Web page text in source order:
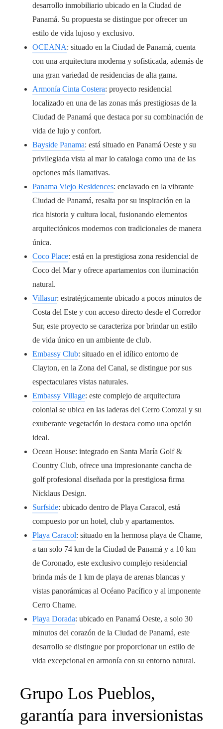
desarrollo inmobiliario ubicado en la Ciudad de
Panamá. Su propuesta se distingue por ofrecer un
estilo de vida lujoso y exclusivo.
OCEANA: situado en la Ciudad de Panamá, cuenta
con una arquitectura moderna y sofisticada, además de
una gran variedad de residencias de alta gama.
Armonía Cinta Costera: proyecto residencial
localizado en una de las zonas más prestigiosas de la
Ciudad de Panamá que destaca por su combinación de
vida de lujo y confort.
Bayside Panama: está situado en Panamá Oeste y su
privilegiada vista al mar lo cataloga como una de las
opciones más llamativas.
Panama Viejo Residences: enclavado en la vibrante
Ciudad de Panamá, resalta por su inspiración en la
rica historia y cultura local, fusionando elementos
arquitectónicos modernos con tradicionales de manera
única.
Coco Place: está en la prestigiosa zona residencial de
Coco del Mar y ofrece apartamentos con iluminación
natural.
Villasur: estratégicamente ubicado a pocos minutos de
Costa del Este y con acceso directo desde el Corredor
Sur, este proyecto se caracteriza por brindar un estilo
de vida único en un ambiente de club.
Embassy Club: situado en el idílico entorno de
Clayton, en la Zona del Canal, se distingue por sus
espectaculares vistas naturales.
Embassy Village: este complejo de arquitectura
colonial se ubica en las laderas del Cerro Corozal y su
exuberante vegetación lo destaca como una opción
ideal.
Ocean House: integrado en Santa María Golf &
Country Club, ofrece una impresionante cancha de
golf profesional diseñada por la prestigiosa firma
Nicklaus Design.
Surfside: ubicado dentro de Playa Caracol, está
compuesto por un hotel, club y apartamentos.
Playa Caracol: situado en la hermosa playa de Chame,
a tan solo 74 km de la Ciudad de Panamá y a 10 km
de Coronado, este exclusivo complejo residencial
brinda más de 1 km de playa de arenas blancas y
vistas panorámicas al Océano Pacífico y al imponente
Cerro Chame.
Playa Dorada: ubicado en Panamá Oeste, a solo 30
minutos del corazón de la Ciudad de Panamá, este
desarrollo se distingue por proporcionar un estilo de
vida excepcional en armonía con su entorno natural.
Grupo Los Pueblos,
garantía para inversionistas